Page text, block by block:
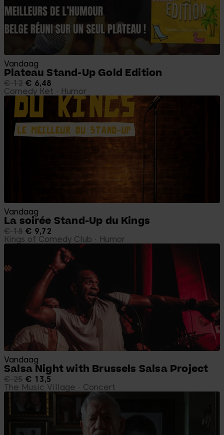
Vandaag
Plateau Stand-Up Gold Edition
€ 12 € 6,48
Comedy Ket
Humor
Vandaag
La soirée Stand-Up du Kings
€ 18 € 9,72
Kings of Comedy Club
Humor
Vandaag
Salsa Night with Brussels Salsa Project
€ 25 € 13,5
The Music Village
Concert